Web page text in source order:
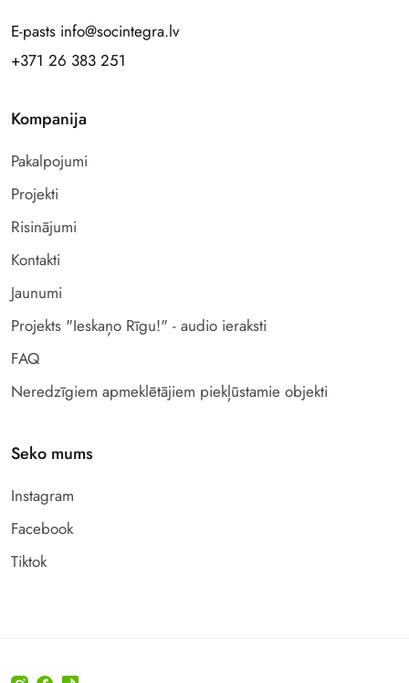
E-pasts info@socintegra.lv
+371 26 383 251
Kompanija
Pakalpojumi
Projekti
Risinājumi
Kontakti
Jaunumi
Projekts "Ieskaņo Rīgu!" - audio ieraksti
FAQ
Neredzīgiem apmeklētājiem piekļūstamie objekti
Seko mums
Instagram
Facebook
Tiktok